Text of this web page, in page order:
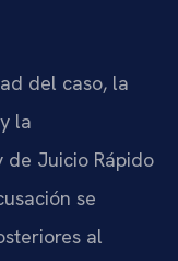
del caso, la
la
de Juicio Rápido
se
al